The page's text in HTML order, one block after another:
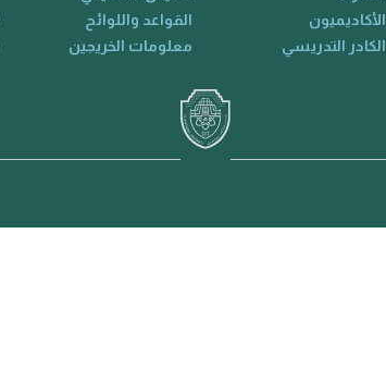
الأكاديميون
الكادر التدريسي
القواعد واللوائح
معلومات الخريجين